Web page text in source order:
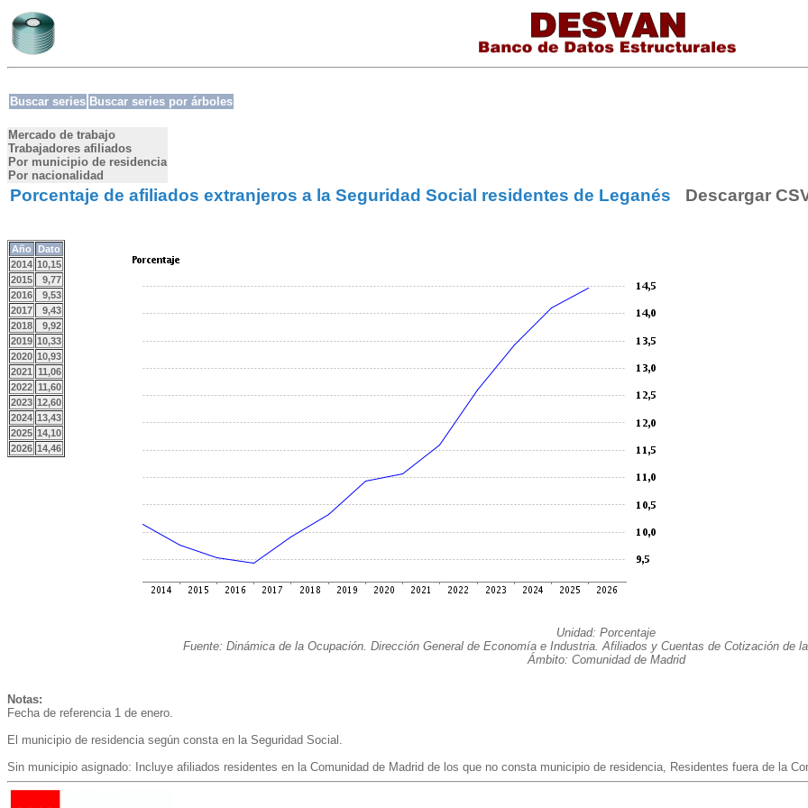
Buscar series Buscar series por árboles
Mercado de trabajo
Trabajadores afiliados
Por municipio de residencia
Por nacionalidad
Porcentaje de afiliados extranjeros a la Seguridad Social residentes de Leganés Descargar
Año
Dato
2014 10,15
2015
9,77
2016
9,53
2017
9,43
2018
9,92
2019 10,33
2020 10,93
2021 11,06
2022 11,60
2023 12,60
2024 13,43
2025 14,10
2026 14,46
Unidad: Porcentaje
Fuente: Dinámica de la Ocupación. Dirección General de Economía e Industria. Afiliados y Cuentas de Cotización de
Ámbito: Comunidad de Madrid
Notas:
Fecha de referencia 1 de enero.
El municipio de residencia según consta en la Seguridad Social.
Sin municipio asignado: Incluye afiliados residentes en la Comunidad de Madrid de los que no consta municipio de residencia, Residentes fuera de la